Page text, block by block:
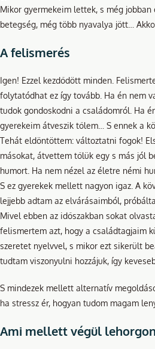
Mikor gyermekeim lettek, s még
betegség, még több nyavalya jött…
A felismerés
Igen! Ezzel kezdődött minden.
folytatódhat ez így tovább. Ha én nem
tudok gondoskodni a családomról. Ha
gyerekeim átveszik tőlem… S ennek a
Tehát eldöntöttem: változtatni fogok!
másokat, átvettem tőlük egy s más jól
humort. Ha nem nézel az életre némi
S ez gyerekek mellett nagyon igaz. A
lejjebb adtam az elvárásaimból,
Mivel ebben az időszakban sokat
felismertem azt, hogy a családtagjaim
szeretet nyelvvel, s mikor ezt sikerült
tudtam viszonyulni hozzájuk, így
S mindezek mellett alternatív
ha stressz ér, hogyan tudom magam
Ami mellett végül